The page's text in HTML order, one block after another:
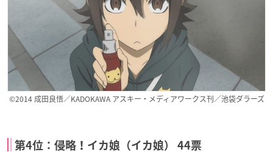
©2014 成田良悟／KADOKAWA アスキー・メディアワークス刊／池袋ダラーズ
第4位：侵略！イカ娘（イカ娘） 44票